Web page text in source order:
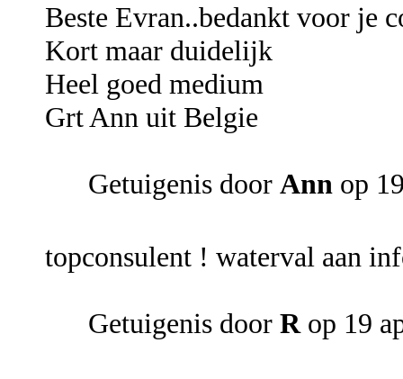
Beste Evran..bedankt voor je
Kort maar duidelijk
Heel goed medium
Grt Ann uit Belgie
Getuigenis door Ann op
topconsulent ! waterval aan
Getuigenis door Rop 19